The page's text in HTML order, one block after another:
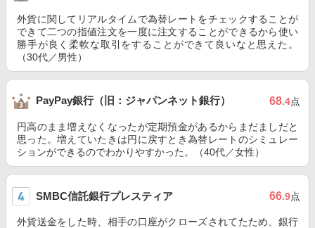
外貨に関してリアルタイムで為替レートをチェックすることが
できて二つの指値注文を一度に注文することができるから使い
勝手が良く柔軟な取引をすることができて良いなと思えた。
（30代／男性）
PayPay銀行（旧：ジャパンネット銀行） 68.4点
円高のまま増えなくなったが定期預金があるからまだましだと
思った。増えていたきは円に戻すとき為替レートのシミュレー
ションができるのでわかりやすかった。（40代／女性）
SMBC信託銀行プレスティア 66.9点
外貨送金をした時、相手の口座がクローズされてたため、銀行